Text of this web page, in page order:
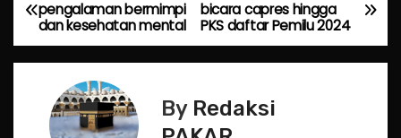
o
bicara capres hingga
PKS daftar Pemilu 2024
pengalaman bermimpi
dan kesehatan mental
By Redaksi